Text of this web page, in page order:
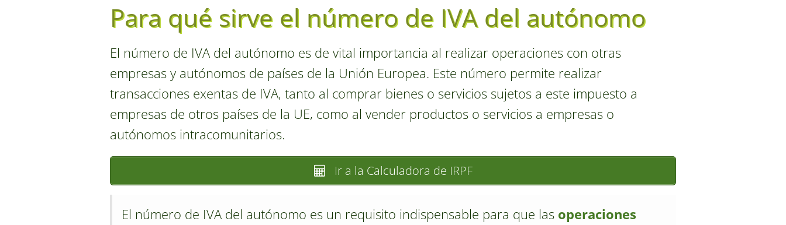
Para qué sirve el número de IVA del autónomo
El número de IVA del autónomo es de vital importancia al realizar operaciones con otras
empresas y autónomos de países de la Unión Europea. Este número permite realizar
transacciones exentas de IVA, tanto al comprar bienes o servicios sujetos a este impuesto a
empresas de otros países de la UE, como al vender productos o servicios a empresas o
autónomos intracomunitarios.
Ir a la Calculadora de IRPF
El número de IVA del autónomo es un requisito indispensable para que las operaciones